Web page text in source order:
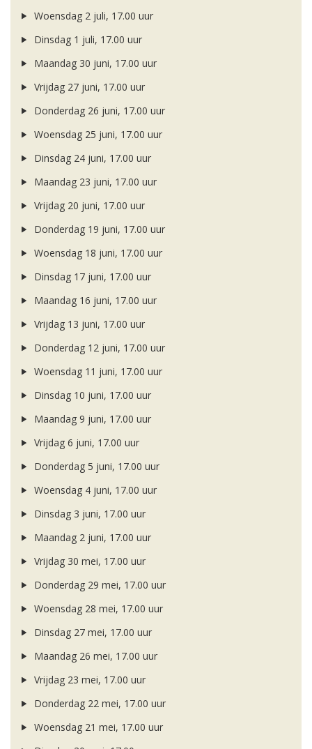
Woensdag 2 juli, 17.00 uur
Dinsdag 1 juli, 17.00 uur
Maandag 30 juni, 17.00 uur
Vrijdag 27 juni, 17.00 uur
Donderdag 26 juni, 17.00 uur
Woensdag 25 juni, 17.00 uur
Dinsdag 24 juni, 17.00 uur
Maandag 23 juni, 17.00 uur
Vrijdag 20 juni, 17.00 uur
Donderdag 19 juni, 17.00 uur
Woensdag 18 juni, 17.00 uur
Dinsdag 17 juni, 17.00 uur
Maandag 16 juni, 17.00 uur
Vrijdag 13 juni, 17.00 uur
Donderdag 12 juni, 17.00 uur
Woensdag 11 juni, 17.00 uur
Dinsdag 10 juni, 17.00 uur
Maandag 9 juni, 17.00 uur
Vrijdag 6 juni, 17.00 uur
Donderdag 5 juni, 17.00 uur
Woensdag 4 juni, 17.00 uur
Dinsdag 3 juni, 17.00 uur
Maandag 2 juni, 17.00 uur
Vrijdag 30 mei, 17.00 uur
Donderdag 29 mei, 17.00 uur
Woensdag 28 mei, 17.00 uur
Dinsdag 27 mei, 17.00 uur
Maandag 26 mei, 17.00 uur
Vrijdag 23 mei, 17.00 uur
Donderdag 22 mei, 17.00 uur
Woensdag 21 mei, 17.00 uur